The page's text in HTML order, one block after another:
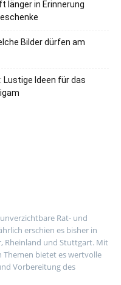
länger in Erinnerung
Bilder dürfen am
Lustige Ideen für das
Rat- und
erschien es bisher in
Rheinland und Stuttgart. Mit
bietet es wertvolle
Vorbereitung des